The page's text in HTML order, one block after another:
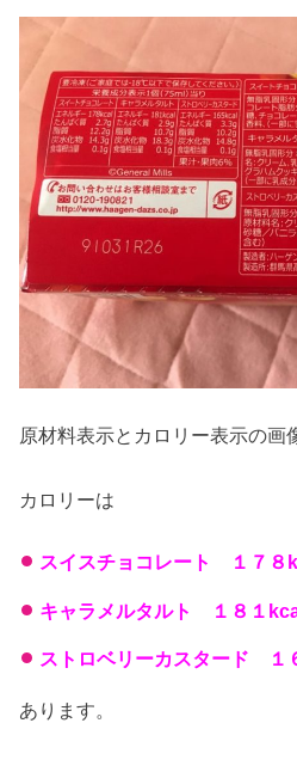
原材料表示とカロリー表示の画
カロリーは
スイスチョコレート １７８
キャラメルタルト １８１
ストロベリーカスタード １
あります。